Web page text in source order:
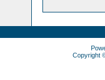
Copyright